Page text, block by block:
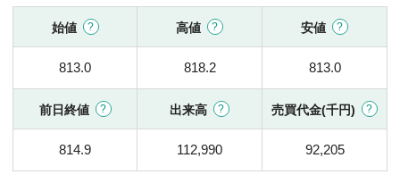
始値 高値 安値
813.0 818.2 813.0
前日終値 出来高 売買代金(千円)
814.9 112,990 92,205